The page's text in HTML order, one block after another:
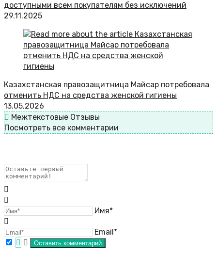
доступными всем покупателям без исключений
29.11.2025
Казахстанская правозащитница Майсар потребовала
отменить НДС на средства женской гигиены
13.05.2026
Межтекстовые Отзывы
Посмотреть все комментарии
Имя*
Email*